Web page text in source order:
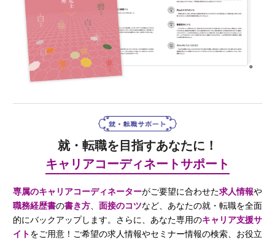
就・転職を目指すあなたに！
キャリアコーディネートサポート
専属のキャリアコーディネーターがご要望に合わせた求人情報や
職務経歴書の書き方 面接のコツなど、あなたの就・転職を全面
的にバックアップします。さらに、あなた専用のキャリア支援サ
イトをご用意！ご希望の求人情報やセミナー情報の検索、お役立